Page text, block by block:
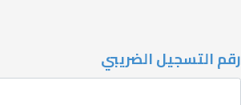
رقم التسجيل الضريبي